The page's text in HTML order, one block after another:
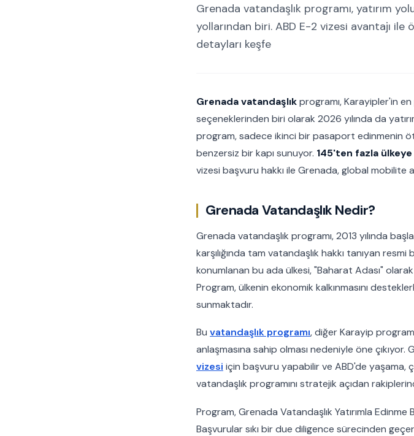
Grenada vatandaşlık programı, yatırım
yollarından biri. ABD E-2 vizesi avantajı
detayları keşfe
Grenada vatandaşlıkprogramı, Karayipler'in
seçeneklerinden biri olarak 2026 yılında da
program, sadece ikinci bir pasaport edinmenin
benzersiz bir kapı sunuyor. 145'ten fazla
vizesi başvuru hakkı ile Grenada, global mobilite
Grenada Vatandaşlık Nedir?
Grenada vatandaşlık programı, 2013 yılında
karşılığında tam vatandaşlık hakkı tanıyan
konumlanan bu ada ülkesi, "Baharat Adası"
Program, ülkenin ekonomik kalkınmasını
sunmaktadır.
Bu vatandaşlık programı, diğer Karayip
anlaşmasına sahip olması nedeniyle öne
vizesi için başvuru yapabilir ve ABD'de yaşama,
vatandaşlık programını stratejik açıdan
Program, Grenada Vatandaşlık Yatırımla
Başvurular sıkı bir due diligence sürecinden